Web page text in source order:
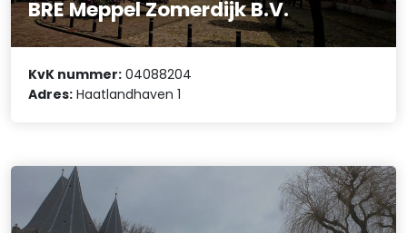
BRE Meppel Zomerdijk B.V.
KvK nummer: 04088204
Adres: Haatlandhaven 1